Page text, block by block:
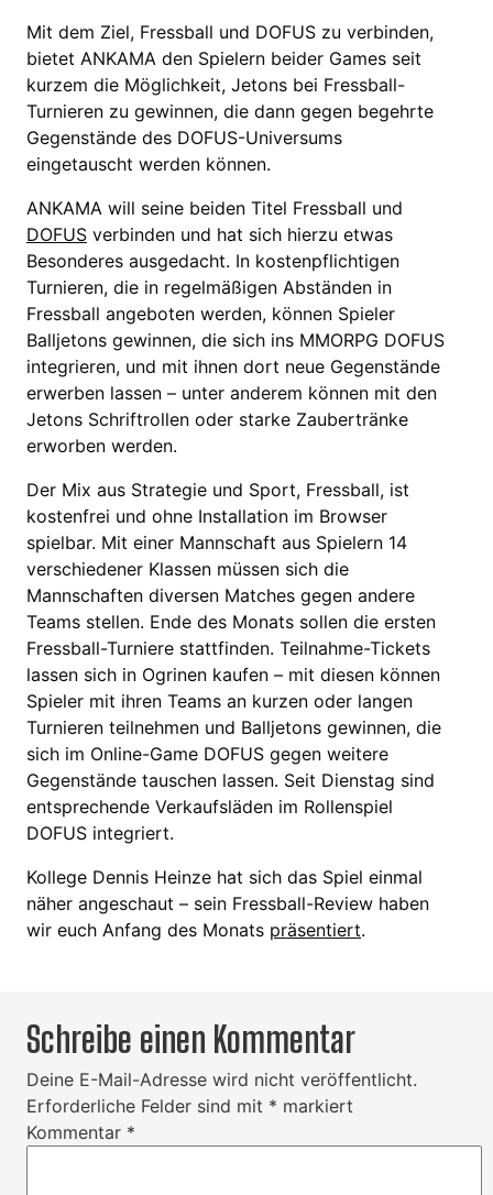
Mit dem Ziel, Fressball und DOFUS zu verbinden,
bietet ANKAMA den Spielern beider Games seit
kurzem die Möglichkeit, Jetons bei Fressball-
Turnieren zu gewinnen, die dann gegen begehrte
Gegenstände des DOFUS-Universums
eingetauscht werden können.
ANKAMA will seine beiden Titel Fressball und
DOFUS verbinden und hat sich hierzu etwas
Besonderes ausgedacht. In kostenpflichtigen
Turnieren, die in regelmäßigen Abständen in
Fressball angeboten werden, können Spieler
Balljetons gewinnen, die sich ins MMORPG DOFUS
integrieren, und mit ihnen dort neue Gegenstände
erwerben lassen – unter anderem können mit den
Jetons Schriftrollen oder starke Zaubertränke
erworben werden.
Der Mix aus Strategie und Sport, Fressball, ist
kostenfrei und ohne Installation im Browser
spielbar. Mit einer Mannschaft aus Spielern 14
verschiedener Klassen müssen sich die
Mannschaften diversen Matches gegen andere
Teams stellen. Ende des Monats sollen die ersten
Fressball-Turniere stattfinden. Teilnahme-Tickets
lassen sich in Ogrinen kaufen – mit diesen können
Spieler mit ihren Teams an kurzen oder langen
Turnieren teilnehmen und Balljetons gewinnen, die
sich im Online-Game DOFUS gegen weitere
Gegenstände tauschen lassen. Seit Dienstag sind
entsprechende Verkaufsläden im Rollenspiel
DOFUS integriert.
Kollege Dennis Heinze hat sich das Spiel einmal
näher angeschaut – sein Fressball-Review haben
wir euch Anfang des Monats präsentiert.
Schreibe einen Kommentar
Deine E-Mail-Adresse wird nicht veröffentlicht.
Erforderliche Felder sind mit * markiert
Kommentar *